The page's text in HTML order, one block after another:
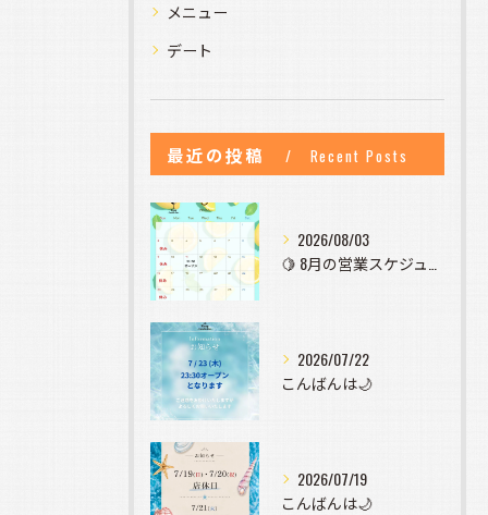
メニュー
デート
最近の投稿 Recent Posts
2026/08/03
2026/07/22
こんばんは🌙
2026/07/19
こんばんは🌙